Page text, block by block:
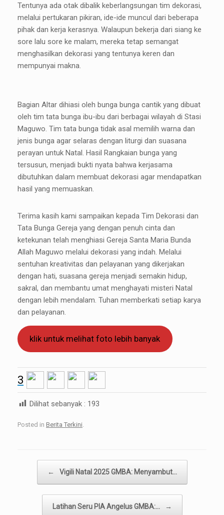
Tentunya ada otak dibalik keberlangsungan tim dekorasi,
melalui pertukaran pikiran, ide-ide muncul dari beberapa
pihak dan kerja kerasnya. Walaupun bekerja dari siang ke
sore lalu sore ke malam, mereka tetap semangat
menghasilkan dekorasi yang tentunya keren dan
mempunyai makna.
Bagian Altar dihiasi oleh bunga bunga cantik yang dibuat
oleh tim tata bunga ibu-ibu dari berbagai wilayah di Stasi
Maguwo. Tim tata bunga tidak asal memilih warna dan
jenis bunga agar selaras dengan liturgi dan suasana
perayan untuk Natal. Hasil Rangkaian bunga yang
tersusun, menjadi bukti nyata bahwa kerjasama
dibutuhkan dalam membuat dekorasi agar mendapatkan
hasil yang memuaskan.
Terima kasih kami sampaikan kepada Tim Dekorasi dan
Tata Bunga Gereja yang dengan penuh cinta dan
ketekunan telah menghiasi Gereja Santa Maria Bunda
Allah Maguwo melalui dekorasi yang indah. Melalui
sentuhan kreativitas dan pelayanan yang dikerjakan
dengan hati, suasana gereja menjadi semakin hidup,
sakral, dan membantu umat menghayati misteri Natal
dengan lebih mendalam. Tuhan memberkati setiap karya
dan pelayanan.
klik untuk melihat foto lebih banyak
3
Dilihat sebanyak : 193
Posted in Berita Terkini
← Vigili Natal 2025 GMBA: Menyambut…
Latihan Seru PIA Angelus GMBA:… →